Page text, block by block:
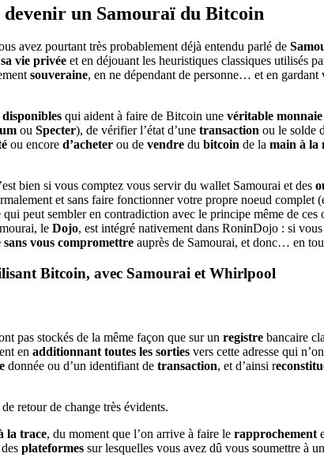
un Samouraï du Bitcoin
avez pourtant très probablement déjà entendu parlé de
vie privée et en déjouant les heuristiques classiques utilisés
souveraine, en ne dépendant de personne… et en gardant
qui aident à faire de Bitcoin une véritable
ou Specter), de vérifier l’état d’une transaction ou le solde
ou encore d’acheter ou de vendre du bitcoin de la main à la
bien si vous comptez vous servir du wallet Samourai et des
et sans faire fonctionner votre propre noeud
peut sembler en contradiction avec le principe même de
le Dojo, est intégré nativement dans RoninDojo : si
vous compromettre auprès de Samourai, et donc… en
Bitcoin, avec Samourai et Whirlpool
pas stockés de la même façon que sur un registre bancaire
en additionnant toutes les sorties vers cette adresse qui
donnée ou d’un identifiant de transaction, et d’ainsi r
retour de change très évidents.
la trace, du moment que l’on arrive à faire le rapprochement
plateformes sur lesquelles vous avez dû vous soumettre à un